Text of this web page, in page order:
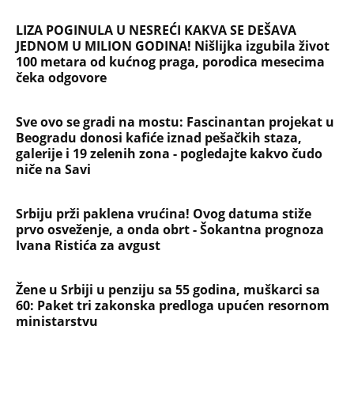
LIZA POGINULA U NESREĆI KAKVA SE DEŠAVA
JEDNOM U MILION GODINA! Nišlijka izgubila život
100 metara od kućnog praga, porodica mesecima
čeka odgovore
Sve ovo se gradi na mostu: Fascinantan projekat u
Beogradu donosi kafiće iznad pešačkih staza,
galerije i 19 zelenih zona - pogledajte kakvo čudo
niče na Savi
Srbiju prži paklena vrućina! Ovog datuma stiže
prvo osveženje, a onda obrt - Šokantna prognoza
Ivana Ristića za avgust
Žene u Srbiji u penziju sa 55 godina, muškarci sa
60: Paket tri zakonska predloga upućen resornom
ministarstvu